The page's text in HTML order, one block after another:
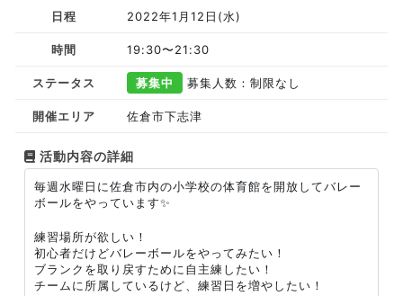
日程 2022年1月12日(水)
時間 19:30〜21:30
ステータス 募集中 募集人数：制限なし
開催エリア 佐倉市下志津
活動内容の詳細
毎週水曜日に佐倉市内の小学校の体育館を開放してバレー
ボールをやっています✨
練習場所が欲しい！
初心者だけどバレーボールをやってみたい！
ブランクを取り戻すために自主練したい！
チームに所属しているけど、練習日を増やしたい！